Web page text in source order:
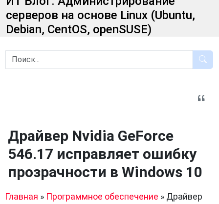
серверов на основе Linux (Ubuntu,
Debian, CentOS, openSUSE)
Драйвер Nvidia GeForce
546.17 исправляет ошибку
прозрачности в Windows 10
Главная » Программное обеспечение » Драйвер